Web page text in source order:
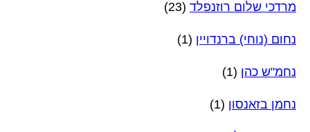
מרדכי שלום רוזנפלד (23)
נחום (נוחי) ברנדויין (1)
נחמ"ש כהן (1)
נחמן בזאנסון (1)